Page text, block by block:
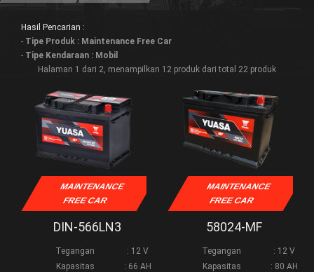
Hasil Pencarian :
- Tipe Produk : Maintenance Free Car
- Tipe Kendaraan : Mobil
Halaman 1 dari 2, menampilkan 12 produk dari total 22 produk
MAINTENANCE
FREE CAR
DIN-566LN3
Tegangan
: 12 V
Kapasitas
: 66 AH
MAINTENANCE
FREE CAR
58024-MF
Tegangan
: 12 V
Kapasitas
: 80 AH